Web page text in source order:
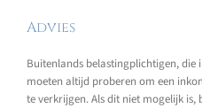
Advies
Buitenlands belastingplichtigen, die
moeten altijd proberen om een
te verkrijgen. Als dit niet mogelijk is,